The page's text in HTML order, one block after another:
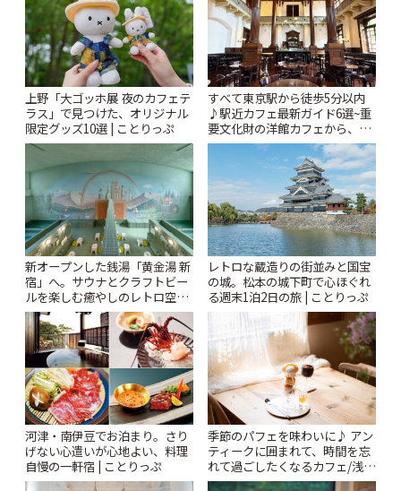
上野「大ゴッホ展 夜のカフェテ
ラス」で見つけた、オリジナル
限定グッズ10選 | ことりっぷ
すべて東京駅から徒歩5分以内
♪駅近カフェ最新ガイド6選~重
要文化財の洋館カフェから、改
札すぐのレトロ喫茶まで~ | こと
新オープンした銭湯「黄金湯 新
宿」へ。サウナとクラフトビー
ルを楽しむ癒やしのレトロ空間
| ことりっぷ
レトロな蔵造りの街並みと国宝
の城。松本の城下町で心ほぐれ
る週末1泊2日の旅 | ことりっぷ
河津・南伊豆でお泊まり。さり
げない心遣いが心地よい、料理
自慢の一軒宿 | ことりっぷ
季節のパフェを味わいに♪ アン
ティークに囲まれて、時間を忘
れて過ごしたくなるカフェ/浅草
「annorum cafe」 | ことりっぷ